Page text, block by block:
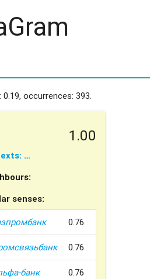
0.19, occurrences: 393.
1.00
…
senses:
0.76
0.76
банк 0.76